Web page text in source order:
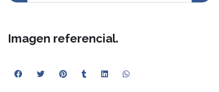
Imagen referencial.